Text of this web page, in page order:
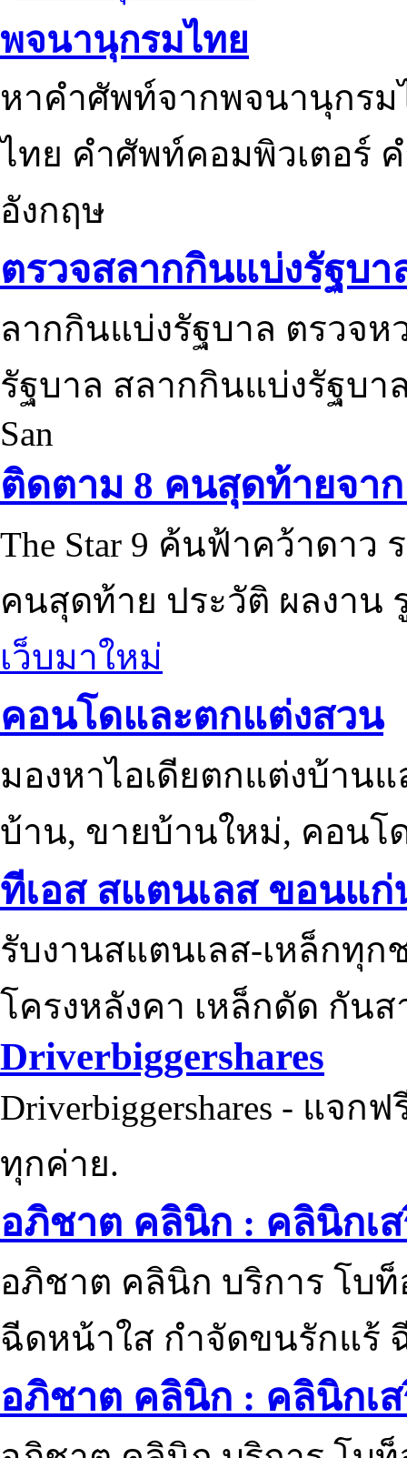
พจนานุกรมไทย
หาคำศัพท์จากพจนานุกรม
ไทย คำศัพท์คอมพิวเตอร์
อังกฤษ
ตรวจสลากกินแบ่งรัฐบา
ลากกินแบ่งรัฐบาล ตรวจ
รัฐบาล สลากกินแบ่งรัฐบา
San
ติดตาม 8 คนสุดท้ายจาก
The Star 9 ค้นฟ้าคว้าดาว
คนสุดท้าย ประวัติ ผลงาน
เว็บมาใหม่
คอนโดและตกแต่งสวน
มองหาไอเดียตกแต่งบ้าน
บ้าน, ขายบ้านใหม่, คอนโ
ทีเอส สแตนเลส ขอนแก่
รับงานสแตนเลส-เหล็กทุ
โครงหลังคา เหล็กดัด กัน
Driverbiggershares
Driverbiggershares - แจก
ทุกค่าย.
อภิชาต คลินิก : คลินิกเ
อภิชาต คลินิก บริการ โบ
ฉีดหน้าใส กำจัดขนรักแร้
อภิชาต คลินิก : คลินิกเ